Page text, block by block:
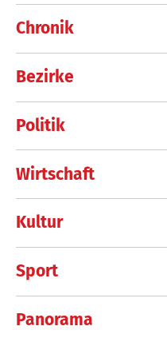
Chronik
Bezirke
Politik
Wirtschaft
Kultur
Sport
Panorama